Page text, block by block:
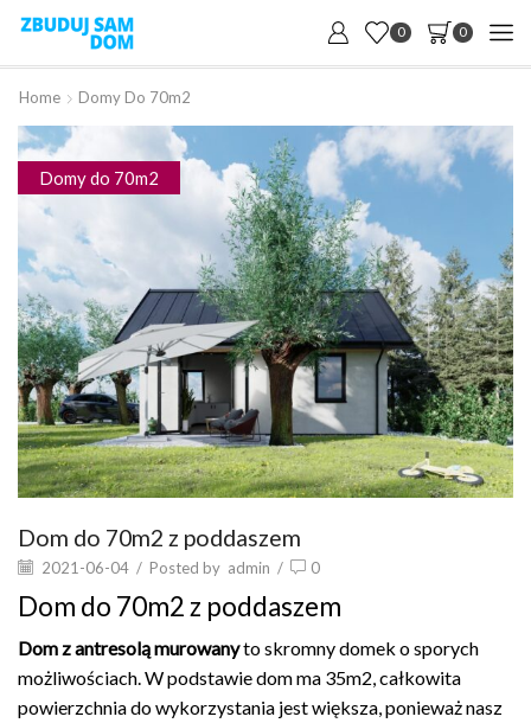
0 0
Home Domy Do 70m2
Domy do 70m2
Dom do 70m2 z poddaszem
2021-06-04 / Posted by admin / 0
Dom do 70m2 z poddaszem
Dom z antresolą murowanyto skromny domek o sporych
możliwościach. W podstawie dom ma 35m2, całkowita
powierzchnia do wykorzystania jest większa, ponieważ nasz